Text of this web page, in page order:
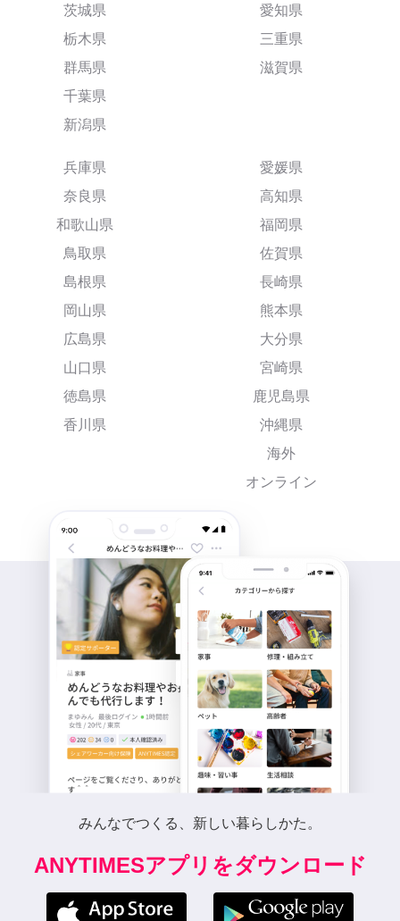
茨城県
栃木県
群馬県
千葉県
新潟県
愛知県
三重県
滋賀県
兵庫県
奈良県
和歌山県
鳥取県
島根県
岡山県
広島県
山口県
徳島県
香川県
愛媛県
高知県
福岡県
佐賀県
長崎県
熊本県
大分県
宮崎県
鹿児島県
沖縄県
海外
オンライン
みんなでつくる、新しい暮らしかた。
ANYTIMESアプリをダウンロード